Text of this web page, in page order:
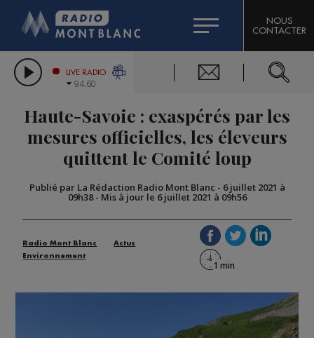
LES CHRONIQUES DE L'EXPERT
CITIZEN MACHINERY
GRAND MASSIF DOMAINES SKIABLES
BIGARD
COMPAGNIE DU MONT-BLANC
NOUS
CONTACTER
LIVE RADIO
94.60
Haute-Savoie : exaspérés par les
mesures officielles, les éleveurs
quittent le Comité loup
Publié par La Rédaction Radio Mont Blanc - 6 juillet 2021 à
09h38- Mis à jour le 6 juillet 2021 à 09h56
Radio Mont Blanc
Actus
Environnement